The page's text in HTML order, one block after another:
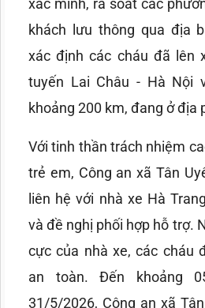
xác minh, rà soát các
khách lưu thông qua địa
xác định các cháu đã lên
tuyến Lai Châu - Hà Nội
khoảng 200 km, đang ở địa
Với tinh thần trách nhiệm
trẻ em, Công an xã Tân
liên hệ với nhà xe Hà
và đề nghị phối hợp hỗ trợ.
cực của nhà xe, các cháu
an toàn. Đến khoảng
31/5/2026, Công an xã